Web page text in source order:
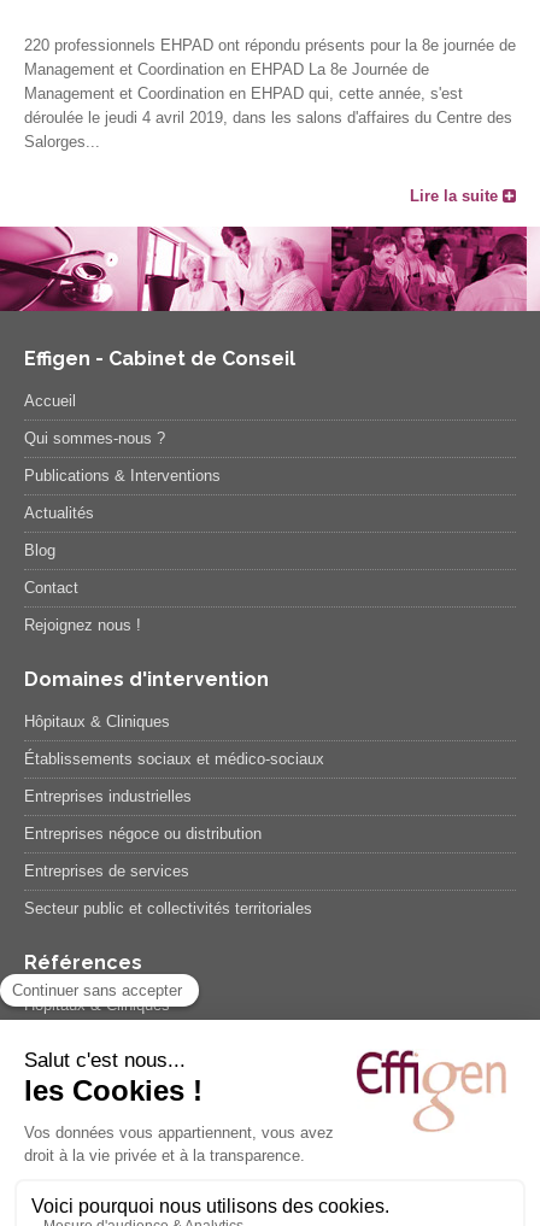
220 professionnels EHPAD ont répondu présents pour la 8e journée de
Management et Coordination en EHPAD La 8e Journée de
Management et Coordination en EHPAD qui, cette année, s'est
déroulée le jeudi 4 avril 2019, dans les salons d'affaires du Centre des
Salorges...
Lire la suite
Effigen - Cabinet de Conseil
Accueil
Qui sommes-nous ?
Publications & Interventions
Actualités
Blog
Contact
Rejoignez nous !
Domaines d'intervention
Hôpitaux & Cliniques
Établissements sociaux et médico-sociaux
Entreprises industrielles
Entreprises négoce ou distribution
Entreprises de services
Secteur public et collectivités territoriales
Références
Hôpitaux & Cliniques
Entreprises industrielles
Entreprises de services